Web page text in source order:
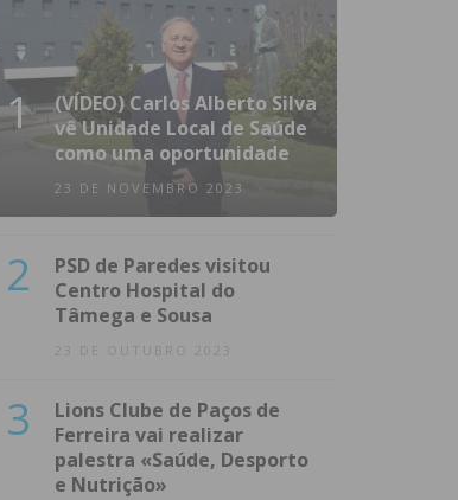
1
(VÍDEO) Carlos Alberto Silva
vê Unidade Local de Saúde
como uma oportunidade
23 DE NOVEMBRO 2023
2
PSD de Paredes visitou
Centro Hospital do
Tâmega e Sousa
23 DE OUTUBRO 2023
3
Lions Clube de Paços de
Ferreira vai realizar
palestra «Saúde, Desporto
e Nutrição»